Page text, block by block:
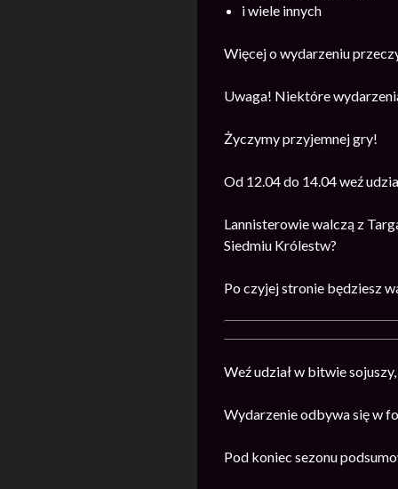
i wiele innych
Więcej o wydarzeniu
Uwaga! Niektóre
Życzymy przyjemnej gry!
Od 12.04 do 14.04 weź
Lannisterowie walczą z
Siedmiu Królestw?
Po czyjej stronie będziesz
Weź udział w bitwie
Wydarzenie odbywa się w
Pod koniec sezonu